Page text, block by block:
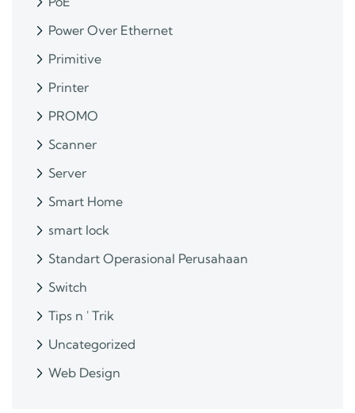
Power Over Ethernet
Primitive
Printer
PROMO
Scanner
Server
Smart Home
smart lock
Standart Operasional Perusahaan
Switch
Tips n ' Trik
Uncategorized
Web Design